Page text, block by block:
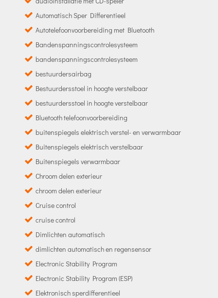
Automatisch Sper Differentieel
Autotelefoonvoorbereiding met Bluetooth
Bandenspanningscontrolesysteem
bandenspanningscontrolesysteem
bestuurdersairbag
Bestuurdersstoel in hoogte verstelbaar
bestuurdersstoel in hoogte verstelbaar
Bluetooth telefoonvoorbereiding
buitenspiegels elektrisch verstel- en verwarmbaar
Buitenspiegels elektrisch verstelbaar
Buitenspiegels verwarmbaar
Chroom delen exterieur
chroom delen exterieur
Cruise control
cruise control
Dimlichten automatisch
dimlichten automatisch en regensensor
Electronic Stability Program
Electronic Stability Program (ESP)
Elektronisch sperdifferentieel